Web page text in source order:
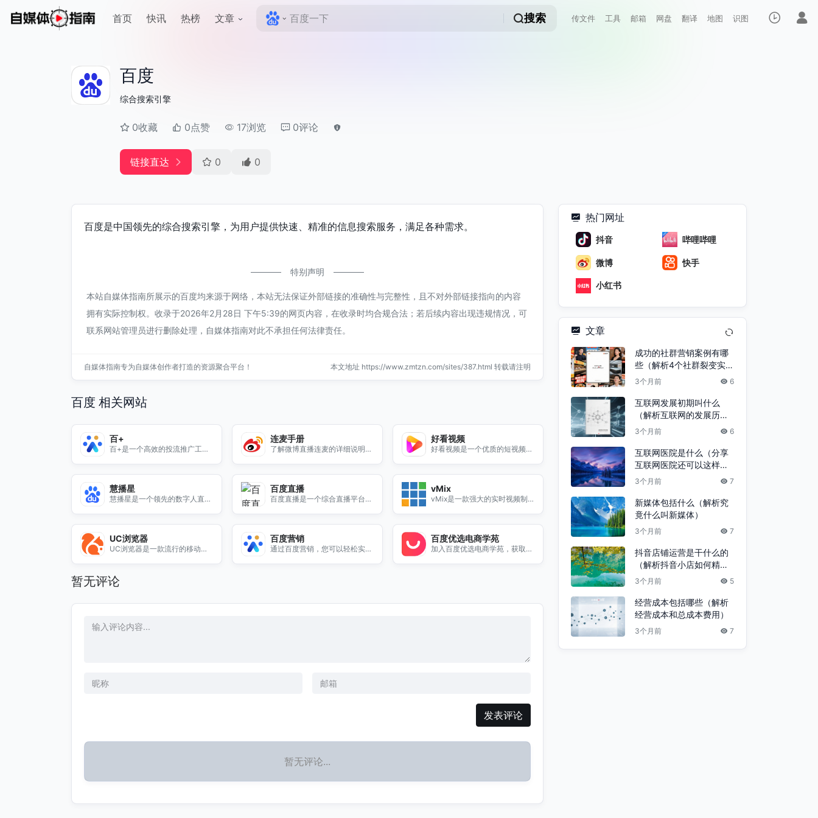
首页 快讯 热榜 文章 搜索 传文件 工具 邮箱 网盘 翻译 地图 识图
百度
综合搜索引擎
0收藏 0点赞 17浏览 0评论
链接直达 0 0
百度是中国领先的综合搜索引擎，为用户提供快速、精准的信息搜索服务，满足各种需求。
特别声明
本站自媒体指南所展示的百度均来源于网络，本站无法保证外部链接的准确性与完整性，且不对外部链接指向的内容
拥有实际控制权。收录于2026年2月28日 下午5:39的网页内容，在收录时均合规合法；若后续内容出现违规情况，可
联系网站管理员进行删除处理，自媒体指南对此不承担任何法律责任。
自媒体指南专为自媒体创作者打造的资源聚合平台！ 本文地址 https://www.zmtzn.com/sites/387.html 转载请注明
百度 相关网站
百+
百+是一个高效的投流推广工
客户。
连麦手册
了解微博直播连麦的详细说明和
好看视频
好看视频是一个优质的短视频观
慧播星
慧播星是一个领先的数字人直播
百度直播
百度直播是一个综合直播平台，
官方网站。
vMix
vMix是一款强大的实时视频制
频。
UC浏览器
UC浏览器是一款流行的移动浏
看视频还是下载文件，UC浏览
作体验。它支持多种实用功能，
步，让您的上网更加便捷和安
百度营销
通过百度营销，您可以轻松实现
百度优选电商学苑
加入百度优选电商学苑，获取专
暂无评论
发表评论
暂无评论...
热门网址
抖音 哔哩哔哩
微博 快手
小红书
文章
成功的社群营销案例有哪
些（解析4个社群裂变实
战案例）
3个月前 6
互联网发展初期叫什么
（解析互联网的发展历
程）
3个月前 6
互联网医院是什么（分享
互联网医院还可以这样
做）
3个月前 7
新媒体包括什么（解析究
竟什么叫新媒体）
3个月前 7
抖音店铺运营是干什么的
（解析抖音小店如何精细
化运营）
3个月前 5
经营成本包括哪些（解析
经营成本和总成本费用）
3个月前 7